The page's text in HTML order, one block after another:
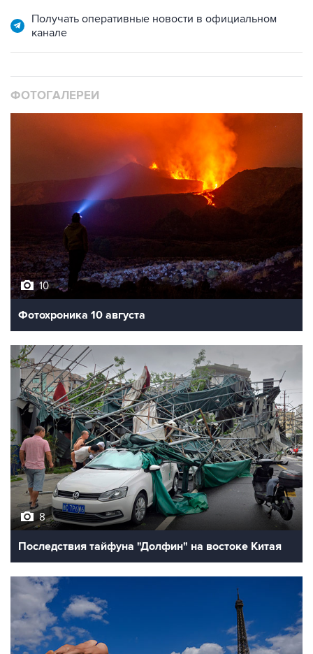
Получать оперативные новости в официальном
канале
ФОТОГАЛЕРЕИ
10
Фотохроника 10 августа
8
Последствия тайфуна "Долфин" на востоке Китая